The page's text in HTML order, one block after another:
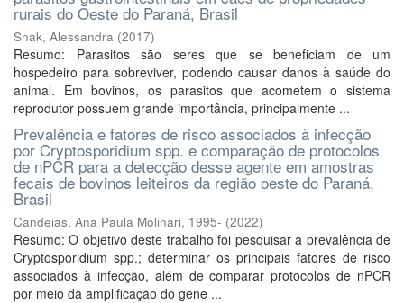
rurais do Oeste do Paraná, Brasil
Snak, Alessandra (2017)
Resumo: Parasitos são seres que se beneficiam de um
hospedeiro para sobreviver, podendo causar danos à saúde do
animal. Em bovinos, os parasitos que acometem o sistema
reprodutor possuem grande importância, principalmente ...
Prevalência e fatores de risco associados à infecção
por Cryptosporidium spp. e comparação de protocolos
de nPCR para a detecção desse agente em amostras
fecais de bovinos leiteiros da região oeste do Paraná,
Brasil
Candeias, Ana Paula Molinari, 1995- (2022)
Resumo: O objetivo deste trabalho foi pesquisar a prevalência de
Cryptosporidium spp.; determinar os principais fatores de risco
associados à infecção, além de comparar protocolos de nPCR
por meio da amplificação do gene ...